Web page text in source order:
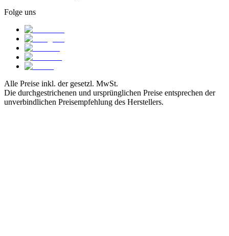
Folge uns
Alle Preise inkl. der gesetzl. MwSt.
Die durchgestrichenen und ursprünglichen Preise entsprechen der
unverbindlichen Preisempfehlung des Herstellers.